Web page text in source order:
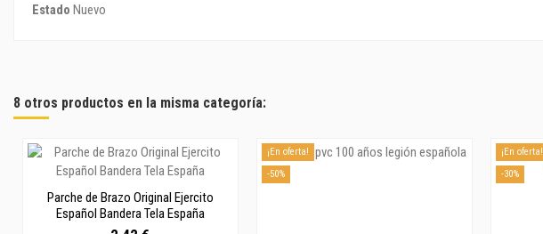
Estado Nuevo
8 otros productos en la misma categoría:
Parche de Brazo Original Ejercito
Español Bandera Tela España
¡En oferta!
-50%
¡En oferta!
-30%